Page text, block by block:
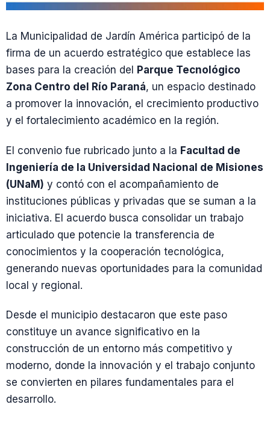
La Municipalidad de Jardín América participó de la
firma de un acuerdo estratégico que establece las
bases para la creación del
Parque Tecnológico
Zona Centro del Río Paraná, un espacio destinado
a promover la innovación, el crecimiento productivo
y el fortalecimiento académico en la región.
El convenio fue rubricado junto a la Facultad de
Ingeniería de la Universidad Nacional de Misiones
(UNaM) y contó con el acompañamiento de
instituciones públicas y privadas que se suman a la
iniciativa. El acuerdo busca consolidar un trabajo
articulado que potencie la transferencia de
conocimientos y la cooperación tecnológica,
generando nuevas oportunidades para la comunidad
local y regional.
Desde el municipio destacaron que este paso
constituye un avance significativo en la
construcción de un entorno más competitivo y
moderno, donde la innovación y el trabajo conjunto
se convierten en pilares fundamentales para el
desarrollo.